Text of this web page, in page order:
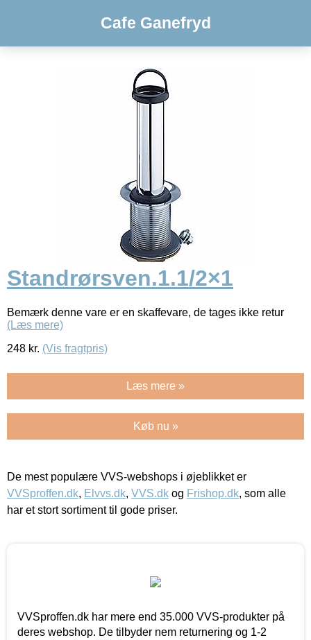
Cafe Ganefryd
Standrørsven.1.1/2×1
Bemærk denne vare er en skaffevare, de tages ikke retur
(Læs mere)
248 kr. (Vis fragtpris)
Læs mere »
Køb nu »
De mest populære VVS-webshops i øjeblikket er
VVSproffen.dk, Elvvs.dk, VVS.dk og Frishop.dk, som alle
har et stort sortiment til gode priser.
VVSproffen.dk har mere end 35.000 VVS-produkter på
deres webshop. De tilbyder nem returnering og 1-2